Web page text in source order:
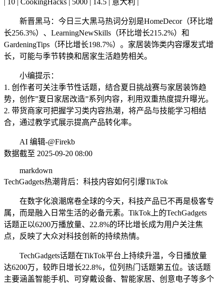
| 10 | CookingHacks | 5000 | 14.5 | 意大利 |
新晋黑马：今日三大黑马热词分别是HomeDecor（环比增
长256.3%）、LearningNewSkills（环比增长215.2%）和
GardeningTips（环比增长198.7%）。家居装饰类内容爆发式增
长，可能与季节转换和居家生活趋势相关。
小编提示：
1. 创作者可关注季节性话题，结合夏日挑战赛与家居装饰趋
势，创作”夏日家居改造”系列内容，利用双重热度提升曝光。
2. 带货商家可把握学习类内容热潮，将产品与技能学习相结
合，通过教学式展示提高产品转化率。
AI 编辑-@Firekb
数据截至 2025-09-20 08:00
markdown
TechGadgets热潮背后：科技内容如何引爆TikTok
在数字化浪潮席卷全球的今天，科技产品已不再是极客专
属，而是融入日常生活的必备元素。TikTok上的TechGadgets
话题正以6200万播放量、22.8%的环比增长成为用户关注焦
点，反映了大众对科技创新的持续热情。
TechGadgets话题在TikTok平台上持续升温，今日播放量
达6200万，较昨日增长22.8%，位列热门话题第五位。该话题
主要涵盖智能手机、可穿戴设备、智能家居、创意电子等多个